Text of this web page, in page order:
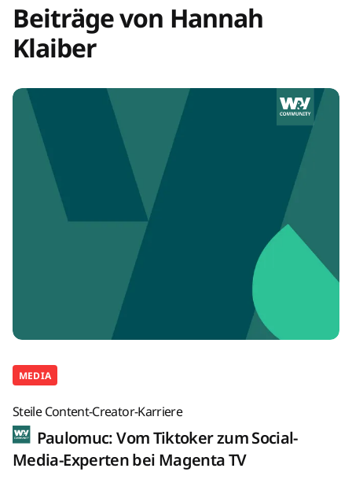
Beiträge von Hannah
Klaiber
MEDIA
Steile Content-Creator-Karriere
Paulomuc: Vom Tiktoker zum Social-
Media-Experten bei Magenta TV